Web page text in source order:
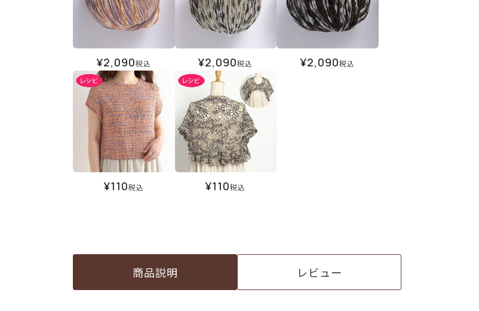
¥2,090税込 ¥2,090税込 ¥2,090税込
¥110税込 ¥110税込
商品説明 レビュー